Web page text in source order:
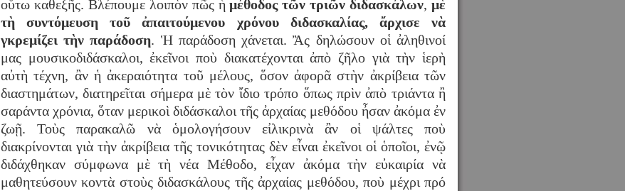
οὕτω καθεξῆς. Βλέπουμε λοιπὸν πῶς ἡμέθοδος τῶν τριῶν διδασκάλων,μὲ
τὴ συντόμευση τοῦ ἀπαιτούμενου χρόνου διδασκαλίας, ἄρχισε νὰ
γκρεμίζει τὴν παράδοση. Ἡ παράδοση χάνεται. Ἂς δηλώσουν οἱ ἀληθινοί
μας μουσικοδιδάσκαλοι, ἐκεῖνοι ποὺ διακατέχονται ἀπὸ ζῆλο γιὰ τὴν ἱερὴ
αὐτὴ τέχνη, ἂν ἡ ἀκεραιότητα τοῦ μέλους, ὅσον ἀφορᾶ στὴν ἀκρίβεια τῶν
διαστημάτων, διατηρεῖται σήμερα μὲ τὸν ἴδιο τρόπο ὅπως πρὶν ἀπὸ τριάντα ἢ
σαράντα χρόνια, ὅταν μερικοὶ διδάσκαλοι τῆς ἀρχαίας μεθόδου ἦσαν ἀκόμα ἐν
ζωῇ. Τοὺς παρακαλῶ νὰ ὁμολογήσουν εἰλικρινὰ ἂν οἱ ψάλτες ποὺ
διακρίνονται γιὰ τὴν ἀκρίβεια τῆς τονικότητας δὲν εἶναι ἐκεῖνοι οἱ ὁποῖοι, ἐνῷ
διδάχθηκαν σύμφωνα μὲ τὴ νέα Μέθοδο, εἶχαν ἀκόμα τὴν εὐκαιρία νὰ
μαθητεύσουν κοντὰ στοὺς διδασκάλους τῆς ἀρχαίας μεθόδου, ποὺ μέχρι πρό